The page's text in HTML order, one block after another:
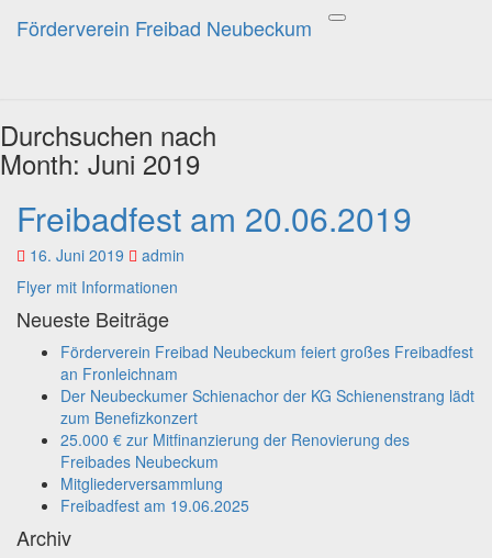
Toggle
Förderverein Freibad Neubeckum
Förderverein Freibad
Durchsuchen nach
Month: Juni 2019
Freibadfest
am
20.06.2019
Freibadfest am 20.06.2019
16. Juni 2019
admin
Flyer mit Informationen
Neueste Beiträge
Förderverein Freibad Neubeckum feiert großes Freibadfest
an Fronleichnam
Der Neubeckumer Schienachor der KG Schienenstrang lädt
zum Benefizkonzert
25.000 € zur Mitfinanzierung der Renovierung des
Freibades Neubeckum
Mitgliederversammlung
Freibadfest am 19.06.2025
Archiv